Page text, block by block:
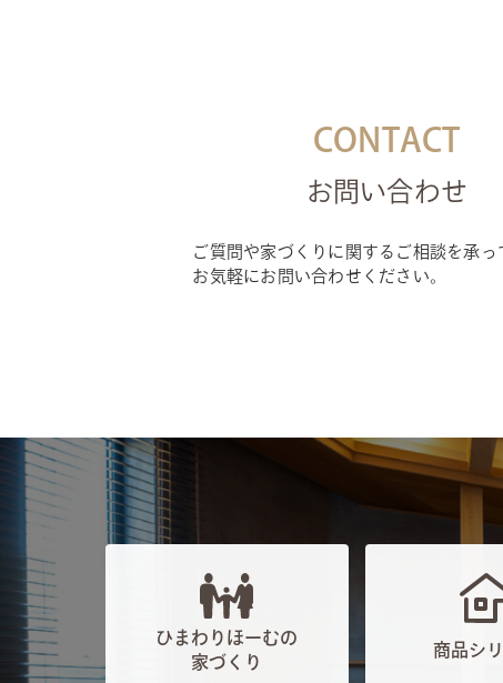
CONTACT
お問い合わせ
ご質問や家づくりに関するご相談を承っ
お気軽にお問い合わせください。
ひまわりほーむの
家づくり
商品シ